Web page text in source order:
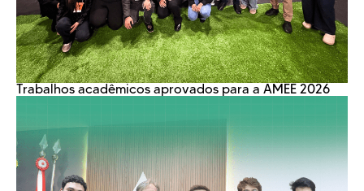
Trabalhos acadêmicos aprovados para a AMEE 2026